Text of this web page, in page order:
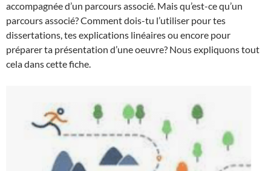
accompagnée d’un parcours associé. Mais qu’est-ce qu’un
parcours associé? Comment dois-tu l’utiliser pour tes
dissertations, tes explications linéaires ou encore pour
préparer ta présentation d’une oeuvre? Nous expliquons tout
cela dans cette fiche.